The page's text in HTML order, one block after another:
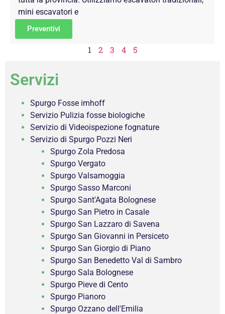
mini escavatori e
Preventivi
1 2 3 4 5
Servizi
Spurgo Fosse imhoff
Servizio Pulizia fosse biologiche
Servizio di Videoispezione fognature
Servizio di Spurgo Pozzi Neri
Spurgo Zola Predosa
Spurgo Vergato
Spurgo Valsamoggia
Spurgo Sasso Marconi
Spurgo Sant'Agata Bolognese
Spurgo San Pietro in Casale
Spurgo San Lazzaro di Savena
Spurgo San Giovanni in Persiceto
Spurgo San Giorgio di Piano
Spurgo San Benedetto Val di Sambro
Spurgo Sala Bolognese
Spurgo Pieve di Cento
Spurgo Pianoro
Spurgo Ozzano dell'Emilia